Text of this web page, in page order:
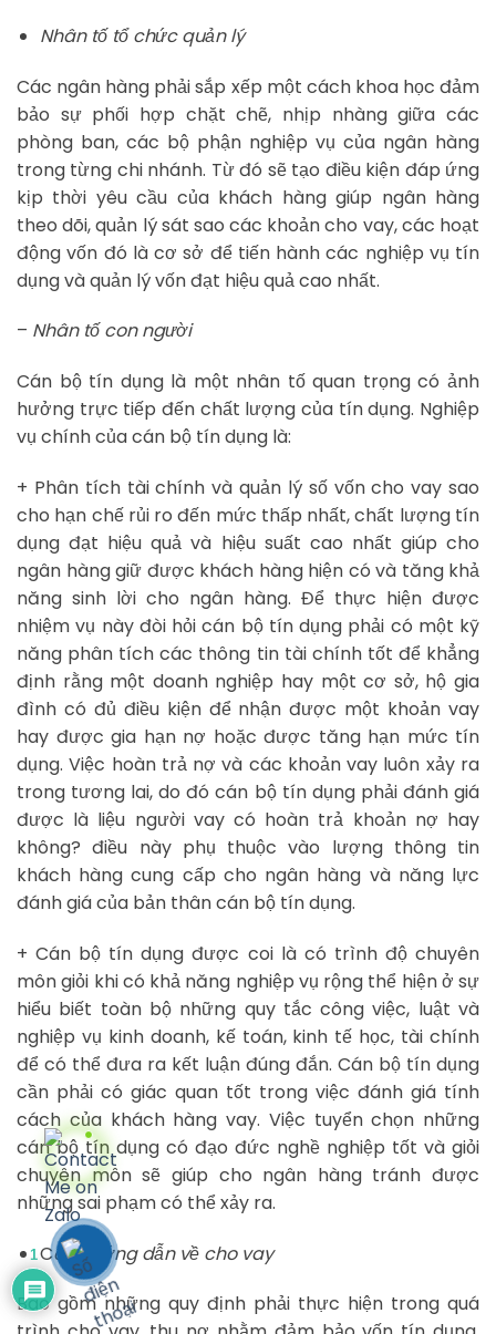
Nhân tố tổ chức quản lý
Các ngân hàng phải sắp xếp một cách khoa học đảm
bảo sự phối hợp chặt chẽ, nhịp nhàng giữa các
phòng ban, các bộ phận nghiệp vụ của ngân hàng
trong từng chi nhánh. Từ đó sẽ tạo điều kiện đáp ứng
kịp thời yêu cầu của khách hàng giúp ngân hàng
theo dõi, quản lý sát sao các khoản cho vay, các hoạt
động vốn đó là cơ sở để tiến hành các nghiệp vụ tín
dụng và quản lý vốn đạt hiệu quả cao nhất.
– Nhân tố con người
Cán bộ tín dụng là một nhân tố quan trọng có ảnh
hưởng trực tiếp đến chất lượng của tín dụng. Nghiệp
vụ chính của cán bộ tín dụng là:
+ Phân tích tài chính và quản lý số vốn cho vay sao
cho hạn chế rủi ro đến mức thấp nhất, chất lượng tín
dụng đạt hiệu quả và hiệu suất cao nhất giúp cho
ngân hàng giữ được khách hàng hiện có và tăng khả
năng sinh lời cho ngân hàng. Để thực hiện được
nhiệm vụ này đòi hỏi cán bộ tín dụng phải có một kỹ
năng phân tích các thông tin tài chính tốt để khẳng
định rằng một doanh nghiệp hay một cơ sở, hộ gia
đình có đủ điều kiện để nhận được một khoản vay
hay được gia hạn nợ hoặc được tăng hạn mức tín
dụng. Việc hoàn trả nợ và các khoản vay luôn xảy ra
trong tương lai, do đó cán bộ tín dụng phải đánh giá
được là liệu người vay có hoàn trả khoản nợ hay
không? điều này phụ thuộc vào lượng thông tin
khách hàng cung cấp cho ngân hàng và năng lực
đánh giá của bản thân cán bộ tín dụng.
+ Cán bộ tín dụng được coi là có trình độ chuyên
môn giỏi khi có khả năng nghiệp vụ rộng thể hiện ở sự
hiểu biết toàn bộ những quy tắc công việc, luật và
nghiệp vụ kinh doanh, kế toán, kinh tế học, tài chính
để có thể đưa ra kết luận đúng đắn. Cán bộ tín dụng
cần phải có giác quan tốt trong việc đánh giá tính
cách của khách hàng vay. Việc tuyển chọn những
cán bộ tín dụng có đạo đức nghề nghiệp tốt và giỏi
chuyên môn sẽ giúp cho ngân hàng tránh được
những sai phạm có thể xảy ra.
Các hướng dẫn về cho vay
Bao gồm những quy định phải thực hiện trong quá
1